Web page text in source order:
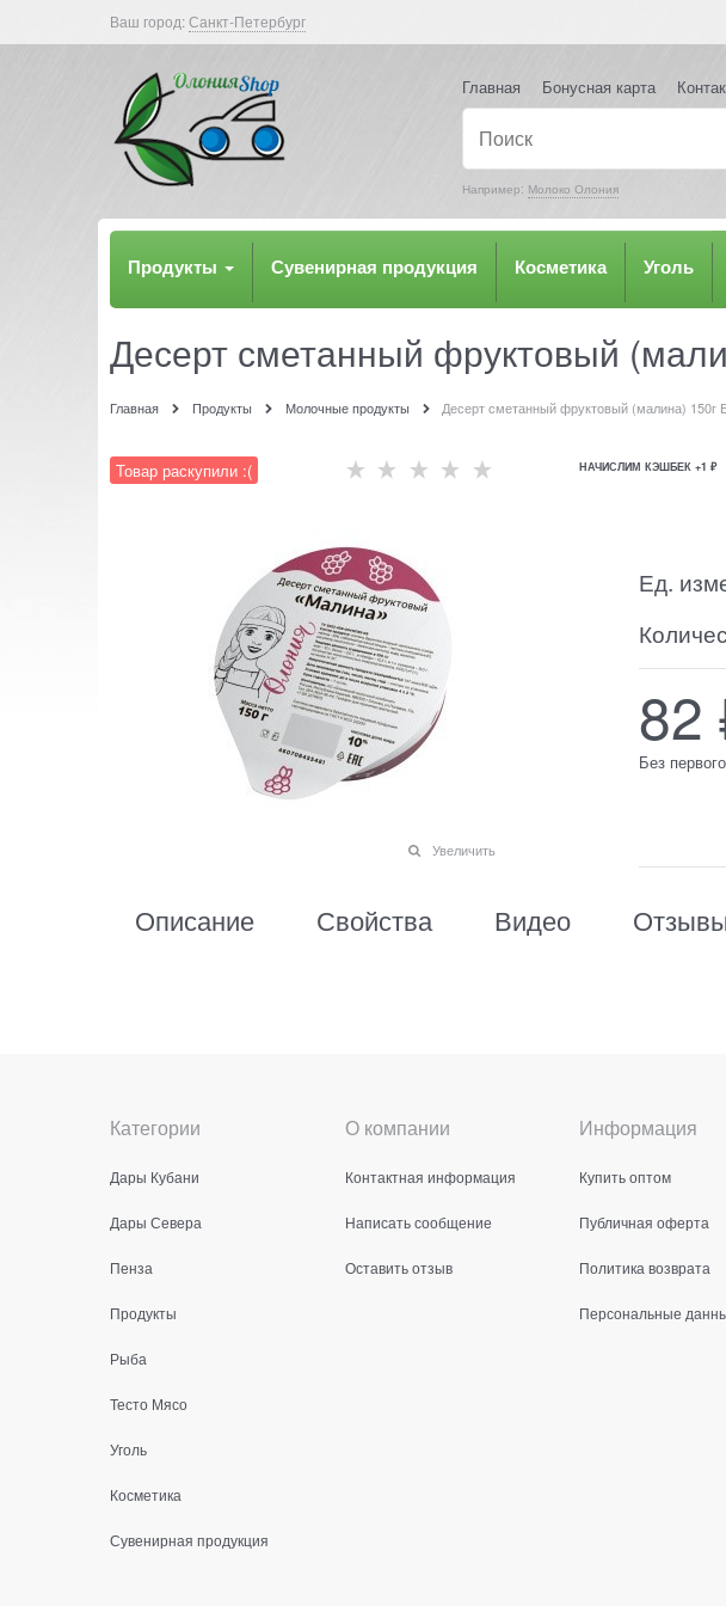
Ваш город:Санкт-Петербург
Главная Бонусная карта
Например: Молоко Олония
Продукты Сувенирная продукция Косметика Уголь
Десерт сметанный фруктовый
Главная Продукты Молочные продукты Десерт сметанный фруктовый (малина)
Товар раскупили :( НАЧИСЛИМ КЭШБЕК +1 ₽
Увеличить
Ед.
82
Без
Описание Свойства Видео
Категории
Дары Кубани
Дары Севера
Пенза
Продукты
Рыба
Тесто Мясо
Уголь
Косметика
Сувенирная продукция
О компании
Контактная информация
Написать сообщение
Оставить отзыв
Информация
Купить оптом
Публичная оферта
Политика возврата
Персональные